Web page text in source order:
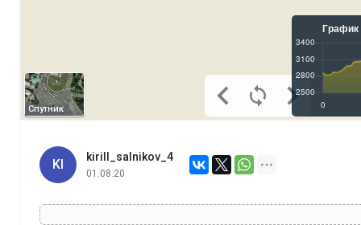
Спутник
KI
kirill_salnikov_4
01.08.20